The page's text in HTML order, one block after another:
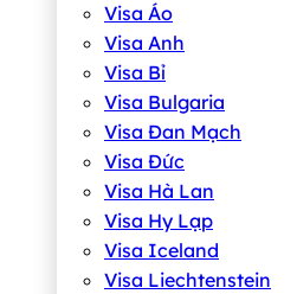
Visa Áo
Visa Anh
Visa Bỉ
Visa Bulgaria
Visa Đan Mạch
Visa Đức
Visa Hà Lan
Visa Hy Lạp
Visa Iceland
Visa Liechtenstein